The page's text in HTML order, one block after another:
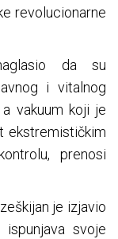
revolucionarne
da su
i vitalnog
vakuum koji je
ekstremističkim
prenosi
je izjavio
svoje